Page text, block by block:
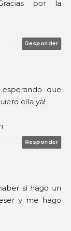
por la
Responder
que
ella ya!
Responder
si hago un
y me hago